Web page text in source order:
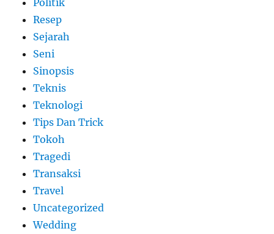
Politik
Resep
Sejarah
Seni
Sinopsis
Teknis
Teknologi
Tips Dan Trick
Tokoh
Tragedi
Transaksi
Travel
Uncategorized
Wedding